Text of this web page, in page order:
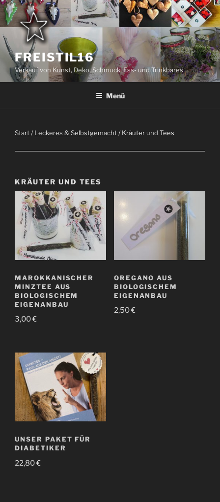
Zum
Inhalt
springen
FREISTIL16
Verkauf von Kunst, Deko, Schmuck, Ess- und Trinkbares
Menü
Start/Leckeres & Selbstgemacht/ Kräuter und Tees
KRÄUTER UND TEES
MAROKKANISCHER
MINZTEE AUS
BIOLOGISCHEM
EIGENANBAU
3,00€
OREGANO AUS
BIOLOGISCHEM
EIGENANBAU
2,50€
UNSER PAKET FÜR
DIABETIKER
22,80€